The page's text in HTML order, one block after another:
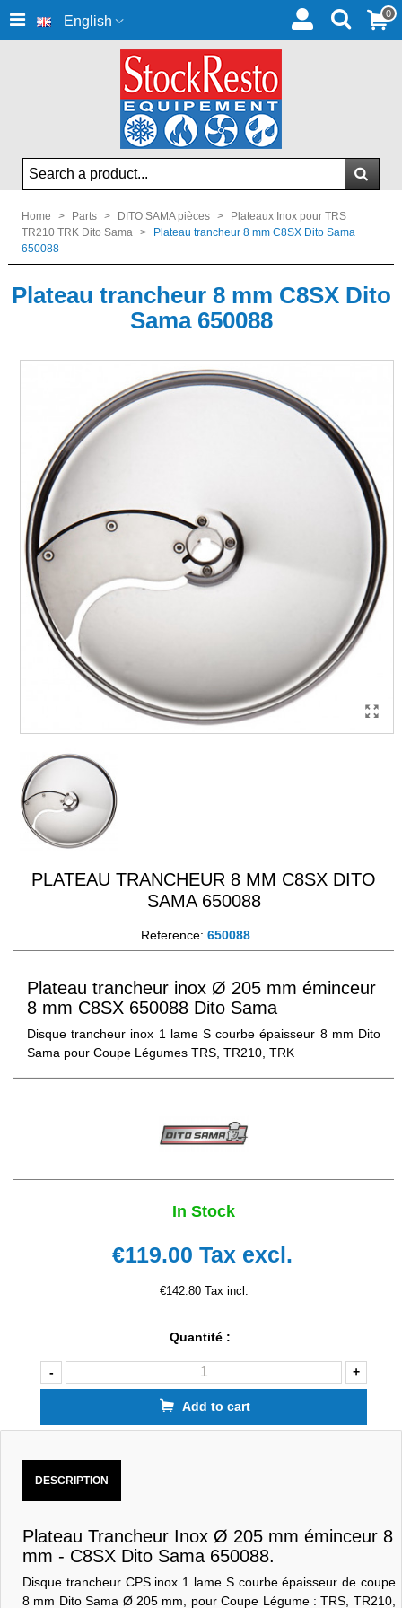
English 0
Home > Parts > DITO SAMA pièces >
Plateaux Inox pour TRS
TR210 TRK Dito Sama >
Plateau trancheur 8 mm C8SX Dito Sama
650088
Plateau trancheur 8 mm C8SX Dito
Sama 650088
PLATEAU TRANCHEUR 8 MM C8SX DITO
SAMA 650088
Reference: 650088
Plateau trancheur inox Ø 205 mm éminceur
8 mm C8SX 650088 Dito Sama
Disque trancheur inox 1 lame S courbe épaisseur 8 mm Dito
Sama pour Coupe Légumes TRS, TR210, TRK
In Stock
€119.00 Tax excl.
€142.80 Tax incl.
Quantité :
- +
Add to cart
DESCRIPTION
Plateau Trancheur Inox Ø 205 mm éminceur 8
mm - C8SX Dito Sama 650088.
Disque trancheur CPS inox 1 lame S courbe épaisseur de coupe
8 mm Dito Sama Ø 205 mm, pour Coupe Légume : TRS, TR210,